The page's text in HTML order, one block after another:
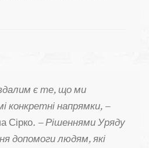
є те, що ми
конкретні напрямки, –
Сірко. – Рішеннями Уряду
допомоги людям, які